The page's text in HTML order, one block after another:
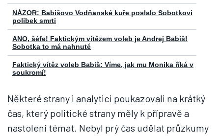
NÁZOR: Babišovo Vodňanské kuře poslalo Sobotkovi
polibek smrti
ANO, šéfe! Faktickým vítězem voleb je Andrej Babiš!
Sobotka to má nahnuté
Faktický vítěz voleb Babiš: Víme, jak mu Monika říká v
soukromí!
Některé strany i analytici poukazovali na krátký
čas, který politické strany měly k přípravě a
nastolení témat. Nebyl prý čas udělat průzkumy